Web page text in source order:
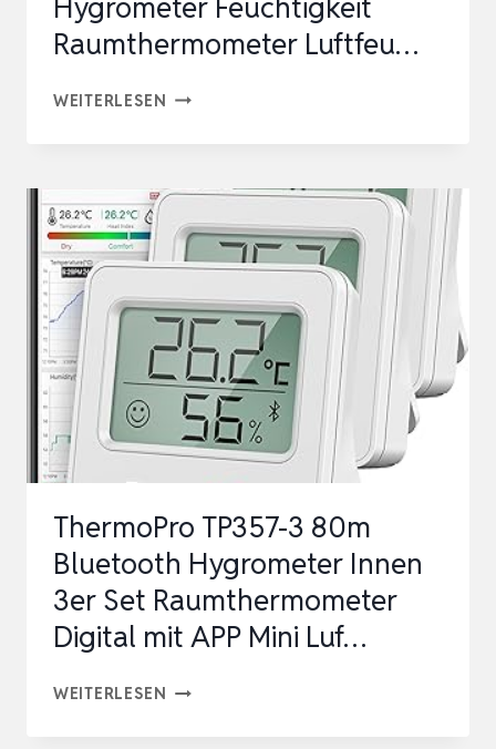
Raumthermometer Luftfeu…
WEITERLESEN DOQAUS
INNEN,
3
STÜCK
THERMO-
HYGROMETER
FEUCHTIGKEIT
RAUMTHERMOMETER
LUFTFEU…
ThermoPro TP357-3 80m
Bluetooth Hygrometer Innen
3er Set Raumthermometer
Digital mit APP Mini Luf…
WEITERLESEN THERMOPRO